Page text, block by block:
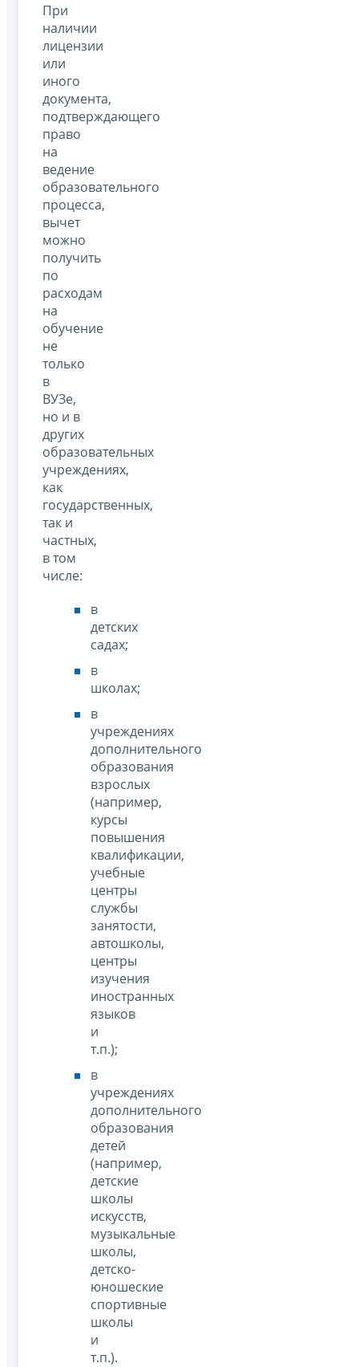
При
наличии
лицензии
или
иного
документа,
подтверждающего
право
на
ведение
образовательного
процесса,
вычет
можно
получить
по
расходам
на
обучение
не
только
в
ВУЗе,
но и в
других
образовательных
учреждениях,
как
государственных,
так и
частных,
в том
числе:
в
детских
садах;
в
школах;
в
учреждениях
дополнительного
образования
взрослых
(например,
курсы
повышения
квалификации,
учебные
центры
службы
занятости,
автошколы,
центры
изучения
иностранных
языков
и
т.п.);
в
учреждениях
дополнительного
образования
детей
(например,
детские
школы
искусств,
музыкальные
школы,
детско-
юношеские
спортивные
школы
и
т.п.).